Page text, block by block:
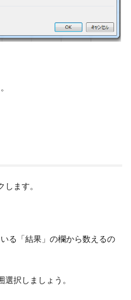
します。
る「結果」の欄から数えるの
選択しましょう。